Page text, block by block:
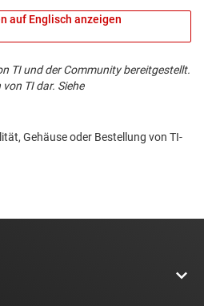
auf Englisch anzeigen
TI und der Community bereitgestellt.
TI dar. Siehe
Gehäuse oder Bestellung von TI-